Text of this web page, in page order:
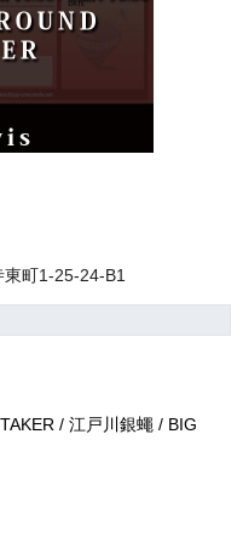
町1-25-24-B1
/ 江戸川銀蠅 / BIG